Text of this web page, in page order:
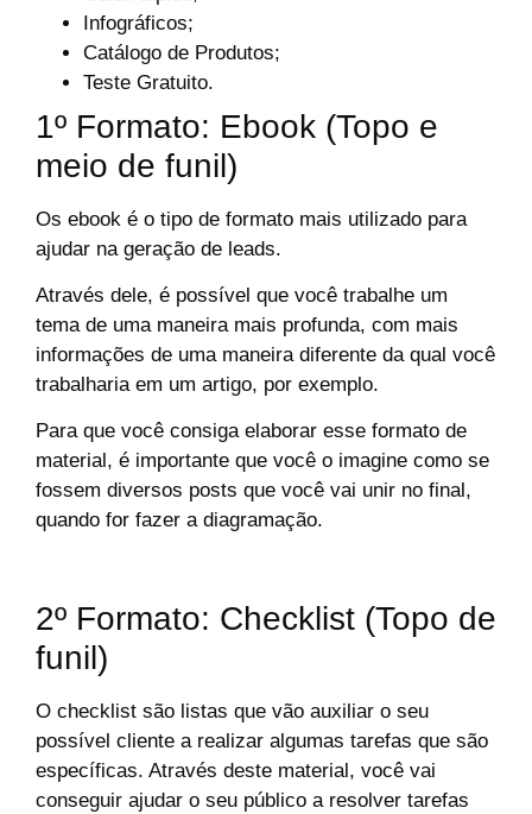
Infográficos;
Catálogo de Produtos;
Teste Gratuito.
1º Formato: Ebook (Topo e
meio de funil)
Os ebook é o tipo de formato mais utilizado para
ajudar na geração de leads.
Através dele, é possível que você trabalhe um
tema de uma maneira mais profunda, com mais
informações de uma maneira diferente da qual você
trabalharia em um artigo, por exemplo.
Para que você consiga elaborar esse formato de
material, é importante que você o imagine como se
fossem diversos posts que você vai unir no final,
quando for fazer a diagramação.
2º Formato: Checklist (Topo de
funil)
O checklist são listas que vão auxiliar o seu
possível cliente a realizar algumas tarefas que são
específicas. Através deste material, você vai
conseguir ajudar o seu público a resolver tarefas